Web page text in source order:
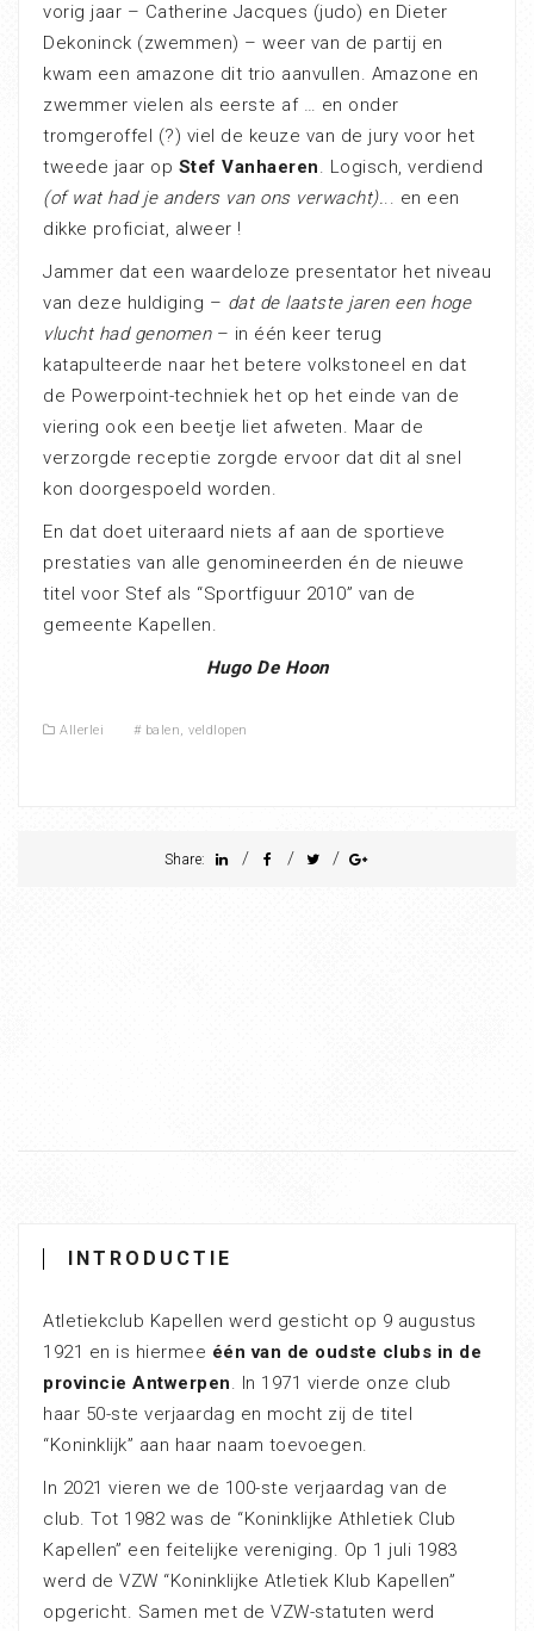
vorig jaar – Catherine Jacques (judo) en Dieter
Dekoninck (zwemmen) – weer van de partij en
kwam een amazone dit trio aanvullen. Amazone en
zwemmer vielen als eerste af … en onder
tromgeroffel (?) viel de keuze van de jury voor het
tweede jaar op Stef Vanhaeren. Logisch, verdiend
(of wat had je anders van ons verwacht)... en een
dikke proficiat, alweer !
Jammer dat een waardeloze presentator het niveau
van deze huldiging – dat de laatste jaren een hoge
vlucht had genomen– in één keer terug
katapulteerde naar het betere volkstoneel en dat
de Powerpoint-techniek het op het einde van de
viering ook een beetje liet afweten. Maar de
verzorgde receptie zorgde ervoor dat dit al snel
kon doorgespoeld worden.
En dat doet uiteraard niets af aan de sportieve
prestaties van alle genomineerden én de nieuwe
titel voor Stef als “Sportfiguur 2010” van de
gemeente Kapellen.
Hugo De Hoon
Allerlei # balen, veldlopen
Share: / / /
INTRODUCTIE
Atletiekclub Kapellen werd gesticht op 9 augustus
1921 en is hiermee één van de oudste clubs in de
provincie Antwerpen. In 1971 vierde onze club
haar 50-ste verjaardag en mocht zij de titel
“Koninklijk” aan haar naam toevoegen.
In 2021 vieren we de 100-ste verjaardag van de
club. Tot 1982 was de “Koninklijke Athletiek Club
Kapellen” een feitelijke vereniging. Op 1 juli 1983
werd de VZW “Koninklijke Atletiek Klub Kapellen”
opgericht. Samen met de VZW-statuten werd